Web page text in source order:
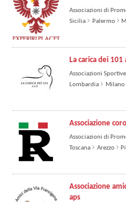
Associazioni di
Sicilia
Palermo
La carica dei 101
Associazioni Sportive
Lombardia
Milano
Associazione
Associazioni di
Toscana
Arezzo
Associazione
aps